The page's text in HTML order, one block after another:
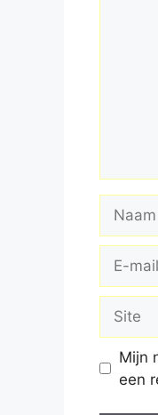
mail
Mijn
een